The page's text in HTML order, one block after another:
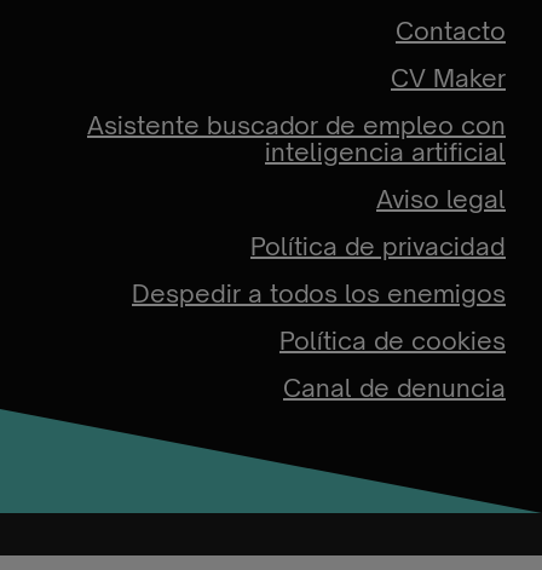
Contacto
CV Maker
Asistente buscador de empleo con
inteligencia artificial
Aviso legal
Política de privacidad
Despedir a todos los enemigos
Política de cookies
Canal de denuncia